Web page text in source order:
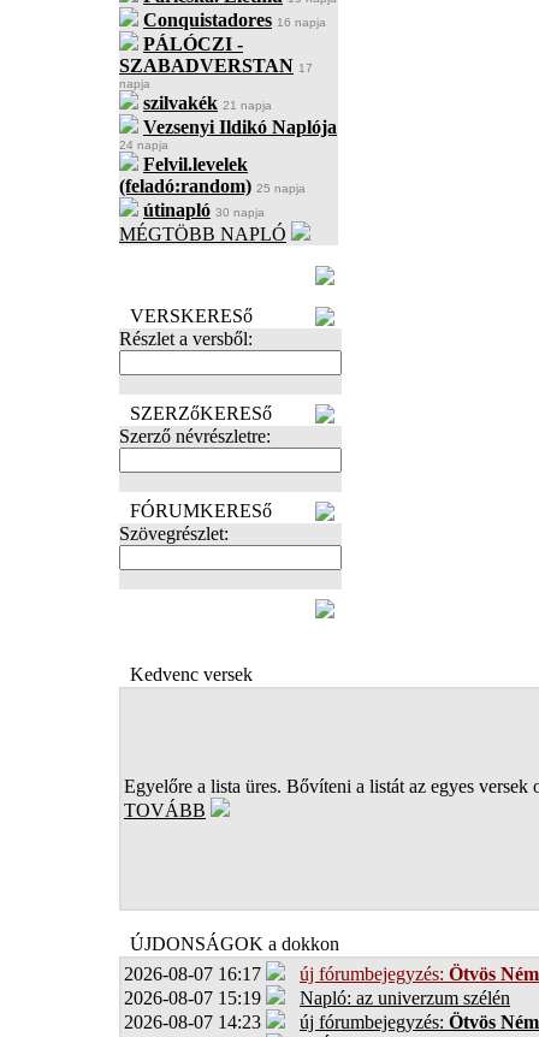
Conquistadores 16 napja
PÁLÓCZI -
SZABADVERSTAN 17
napja
szilvakék 21 napja
Vezsenyi Ildikó Naplója
24 napja
Felvil.levelek
(feladó:random) 25 napja
útinapló 30 napja
MÉGTÖBB NAPLÓ
VERSKERESő
Részlet a versből:
SZERZőKERESő
Szerző névrészletre:
FÓRUMKERESő
Szövegrészlet:
Kedvenc versek
Egyelőre a lista üres. Bővíteni a listát az egyes versek
TOVÁBB
ÚJDONSÁGOK a dokkon
2026-08-07 16:17
új fórumbejegyzés: Ötvös
2026-08-07 15:19
Napló: az univerzum szélén
2026-08-07 14:23
új fórumbejegyzés: Ötvös